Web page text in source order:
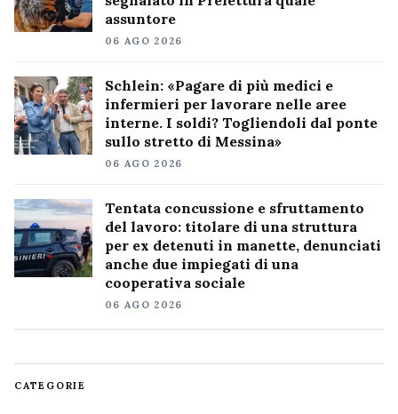
assuntore
06 AGO 2026
Schlein: «Pagare di più medici e
infermieri per lavorare nelle aree
interne. I soldi? Togliendoli dal ponte
sullo stretto di Messina»
06 AGO 2026
Tentata concussione e sfruttamento
del lavoro: titolare di una struttura
per ex detenuti in manette, denunciati
anche due impiegati di una
cooperativa sociale
06 AGO 2026
CATEGORIE